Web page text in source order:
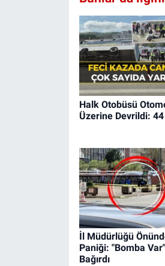
Halk Otobüsü
Üzerine Devrildi: 44
İl Müdürlüğü
Paniği: "Bomba
Bağırdı